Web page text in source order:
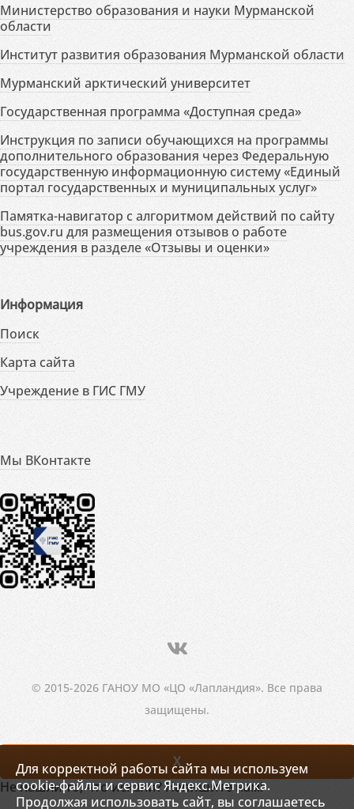
Министерство образования и науки Мурманской
области
Институт развития образования Мурманской области
Мурманский арктический университет
Государственная программа «Доступная среда»
Инструкция по записи обучающихся на программы
дополнительного образования через Федеральную
государственную информационную систему «Единый
портал государственных и муниципальных услуг»
Памятка-навигатор с алгоритмом действий по сайту
bus.gov.ru для размещения отзывов о работе
учреждения в разделе «Отзывы и оценки»
Информация
Поиск
Карта сайта
Учреждение в ГИС ГМУ
Мы ВКонтакте
© 2015-2026 ГАНОУ МО «ЦО «Лапландия». Все права
защищены.
Для корректной работы сайта мы используем
cookie-файлы и сервис Яндекс.Метрика.
Продолжая использовать сайт, вы соглашаетесь
X
Не нашли то, что искали? Напишите нам!